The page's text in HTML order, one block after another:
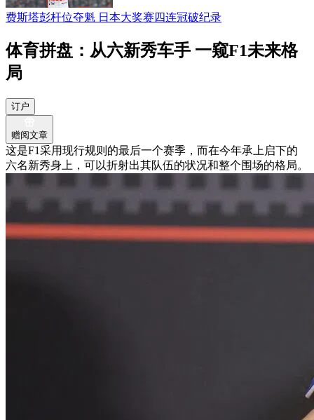
费斯塔彭杆位夺魁 日本大奖赛四连冠破纪录
体育拼盘：从六新秀车手 一窥F1未来格
局
订户
赠阅文章
这是F1采用现行规则的最后一个赛季，而在今年承上启下的
六名新秀身上，可以折射出其队伍的状况和整个围场的格局。